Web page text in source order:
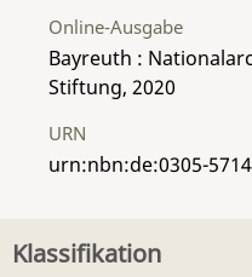
Online-Ausgabe
Bayreuth :
Stiftung, 2020
URN
urn:nbn:de:0305-
Klassifikation